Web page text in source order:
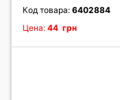
Код товара: 6402884
Цена: 44 грн